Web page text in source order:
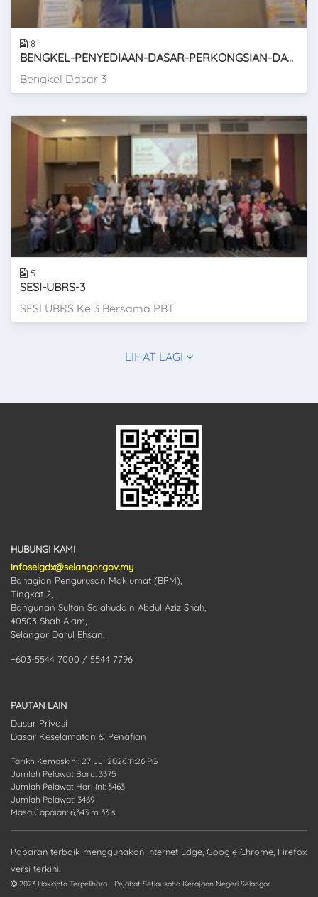
8
BENGKEL-PENYEDIAAN-DASAR-PERKONGSIAN-DATA-SELANGOR-SIRI-3
Bengkel Dasar 3
5
SESI-UBRS-3
SESI UBRS Ke 3 Bersama PBT
LIHAT LAGI
HUBUNGI KAMI
infoselgdx@selangor.gov.my
Bahagian Pengurusan Maklumat (BPM),
Tingkat 2,
Bangunan Sultan Salahuddin Abdul Aziz Shah,
40503 Shah Alam,
Selangor Darul Ehsan.
+603-5544 7000 / 5544 7796
PAUTAN LAIN
Dasar Privasi
Dasar Keselamatan & Penafian
Tarikh Kemaskini: 27 Jul 2026 11:26 PG
Jumlah Pelawat Baru: 3375
Jumlah Pelawat Hari ini: 3463
Jumlah Pelawat: 3469
Masa Capaian: 6,343 m 33 s
Paparan terbaik menggunakan Internet Edge, Google Chrome, Firefox
versi terkini.
2023 Hakcipta Terpelihara - Pejabat Setiausaha Kerajaan Negeri Selangor